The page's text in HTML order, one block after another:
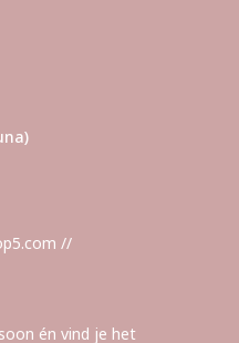
//
én vind je het